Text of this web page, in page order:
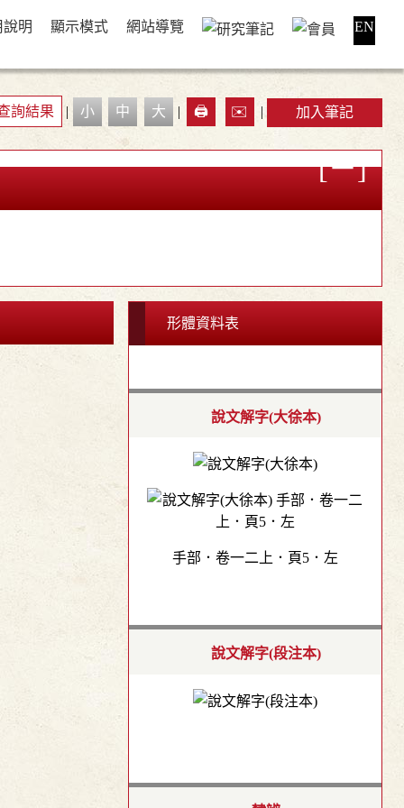
明 顯示模式 網站導覽 EN
詢結果 | 小 中 大 | 🖨️ ✉️ | 加入筆記
形體資料表
說文解字(大徐本)
手部．卷一二上．頁5．左
說文解字(段注本)